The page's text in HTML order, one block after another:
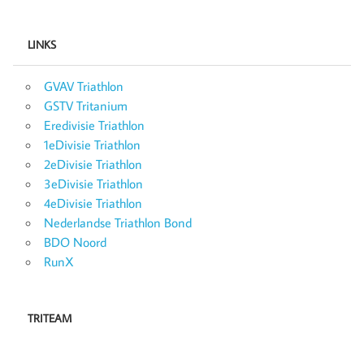
LINKS
GVAV Triathlon
GSTV Tritanium
Eredivisie Triathlon
1eDivisie Triathlon
2eDivisie Triathlon
3eDivisie Triathlon
4eDivisie Triathlon
Nederlandse Triathlon Bond
BDO Noord
RunX
TRITEAM